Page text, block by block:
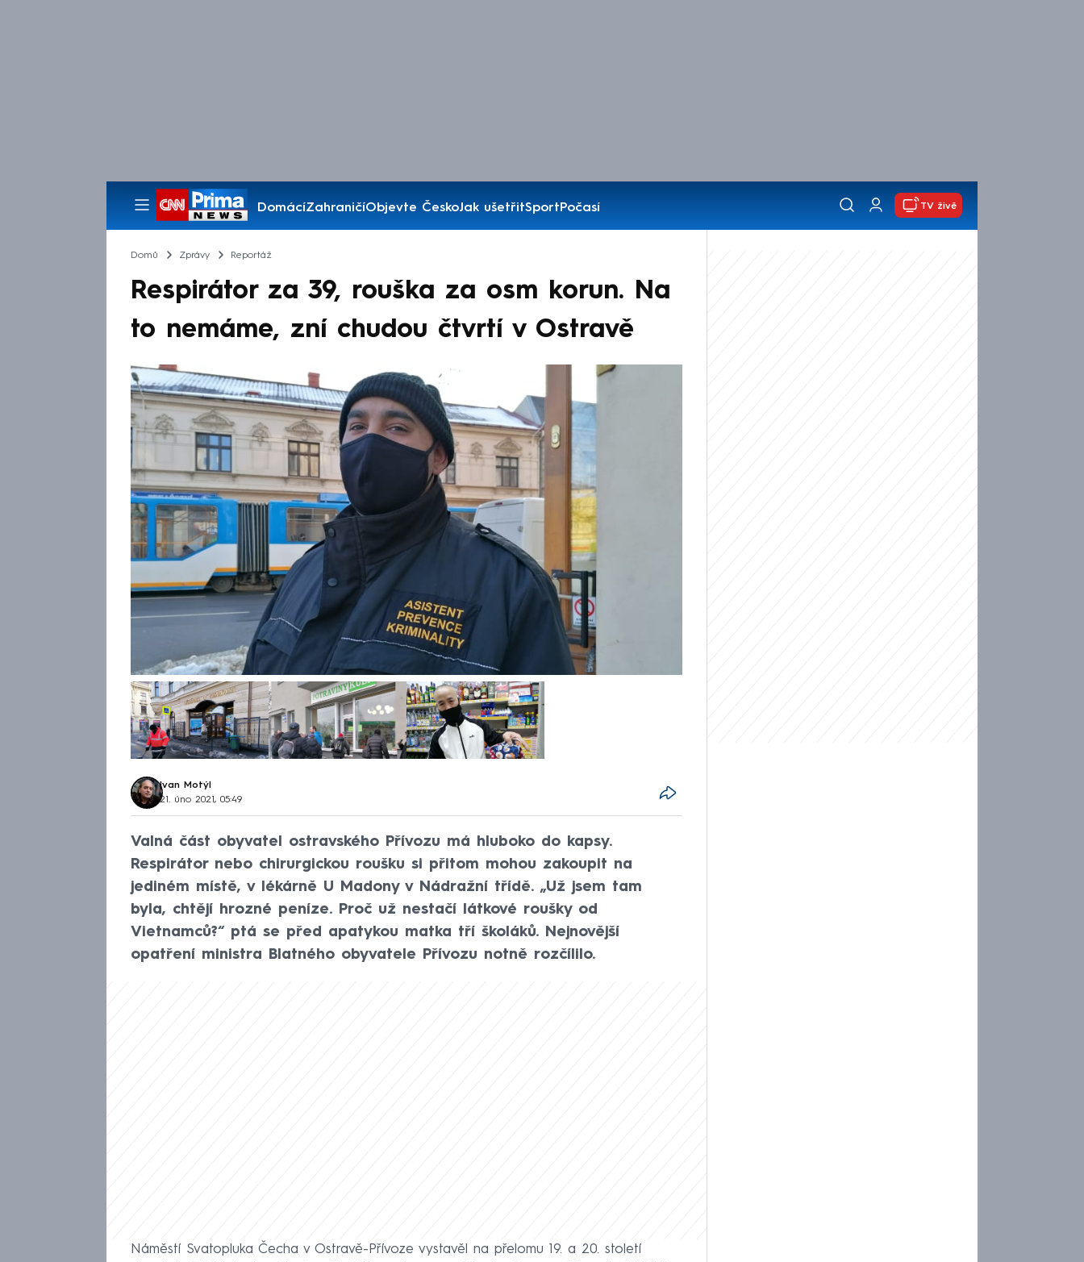
DomácíZahraničíObjevte ČeskoJak ušetřitSportPočasí
Pořady
TV živě
Domů Zprávy Reportáž
Respirátor za 39, rouška za osm korun. Na
to nemáme, zní chudou čtvrtí v Ostravě
Ivan Motýl
21. úno 2021, 05:49
Valná část obyvatel ostravského Přívozu má hluboko do kapsy.
Respirátor nebo chirurgickou roušku si přitom mohou zakoupit na
jediném místě, v lékárně U Madony v Nádražní třídě. „Už jsem tam
byla, chtějí hrozné peníze. Proč už nestačí látkové roušky od
Vietnamců?“ ptá se před apatykou matka tří školáků. Nejnovější
opatření ministra Blatného obyvatele Přívozu notně rozčílilo.
Náměstí Svatopluka Čecha v Ostravě-Přívoze vystavěl na přelomu 19. a 20. století